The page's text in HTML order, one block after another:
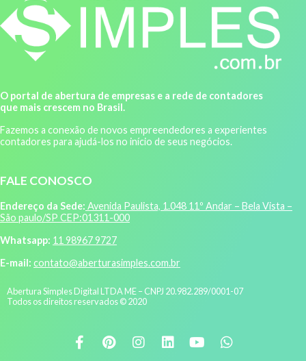
O portal de abertura de empresas e a rede de contadores
que mais crescem no Brasil.
Fazemos a conexão de novos empreendedores a experientes
contadores para ajudá-los no início de seus negócios.
FALE CONOSCO
Endereço da Sede: Avenida Paulista, 1.048 11º Andar – Bela Vista –
São paulo/SP CEP:01311-000
Whatsapp: 11 98967 9727
E-mail: contato@aberturasimples.com.br
Abertura Simples Digital LTDA ME – CNPJ 20.982.289/0001-07
Todos os direitos reservados © 2020